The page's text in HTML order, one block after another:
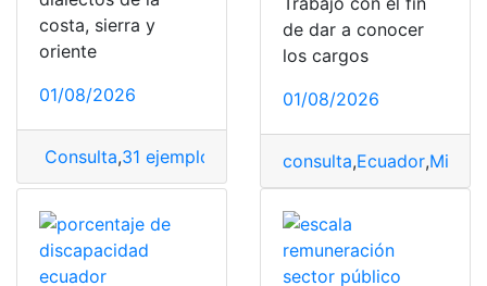
costa, sierra y
oriente
01/08/2026
Consulta,31 ejemplos Sierra y Amazonía
de dar a conocer
los cargos
01/08/2026
consulta,Ecuador,